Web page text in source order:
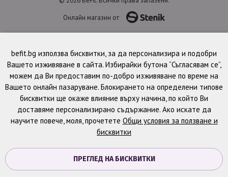
Онлайн магазин от
befit.bg използва бисквитки, за да персонализира и подобри
Вашето изживяване в сайта. Избирайки бутона “Съгласявам се”,
можем да Ви предоставим по-добро изживяване по време на
Вашето онлайн пазаруване. Блокирането на определени типове
бисквитки ще окаже влияние върху начина, по който Ви
доставяме персонализирано съдържание. Ако искате да
научите повече, моля, прочетете Общи условия за ползване и
бисквитки
ПРЕГЛЕД НА БИСКВИТКИ